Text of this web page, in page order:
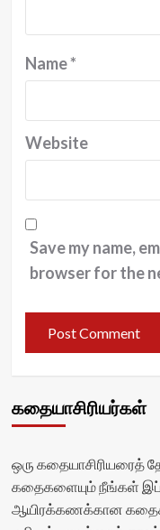
Name*
Website
Save my name,
browser for the
கதையாசிரியர்கள்
ஒரு கதையாசிரியரைத்
கதைகளையும் நீங்கள்
ஆயிரக்கணக்கான